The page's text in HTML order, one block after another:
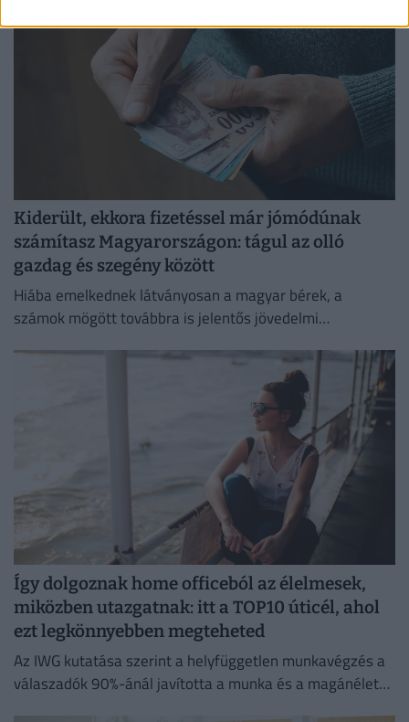
Kiderült, ekkora fizetéssel már jómódúnak
számítasz Magyarországon: tágul az olló
gazdag és szegény között
Hiába emelkednek látványosan a magyar bérek, a
számok mögött továbbra is jelentős jövedelmi
Így dolgoznak home officeból az élelmesek,
miközben utazgatnak: itt a TOP10 úticél, ahol
ezt legkönnyebben megteheted
Az IWG kutatása szerint a helyfüggetlen munkavégzés a
válaszadók 90%-ánál javította a munka és a magánélet